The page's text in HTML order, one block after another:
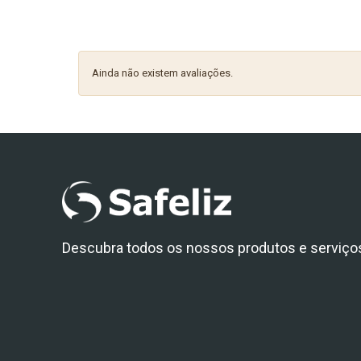
Ainda não existem avaliações.
Descubra todos os nossos produtos e